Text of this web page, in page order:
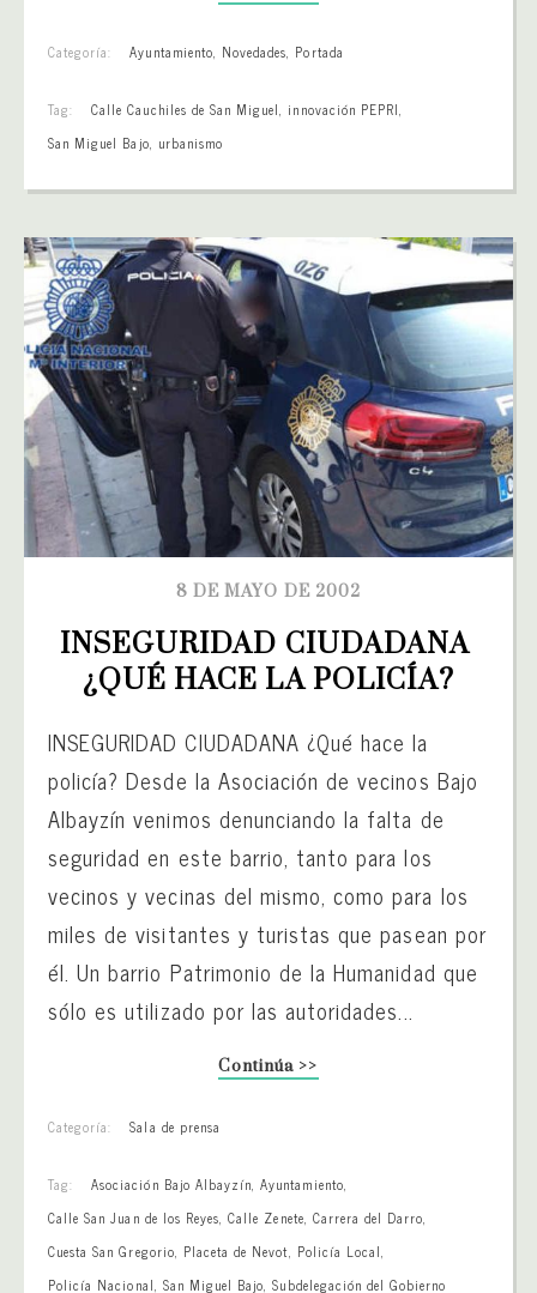
Categoría: Ayuntamiento, Novedades, Portada
Tag: Calle Cauchiles de San Miguel, innovación PEPRI,
San Miguel Bajo, urbanismo
8 DE MAYO DE 2002
INSEGURIDAD CIUDADANA
¿QUÉ HACE LA POLICÍA?
INSEGURIDAD CIUDADANA ¿Qué hace la
policía? Desde la Asociación de vecinos Bajo
Albayzín venimos denunciando la falta de
seguridad en este barrio, tanto para los
vecinos y vecinas del mismo, como para los
miles de visitantes y turistas que pasean por
él. Un barrio Patrimonio de la Humanidad que
sólo es utilizado por las autoridades...
Continúa >>
Categoría: Sala de prensa
Tag: Asociación Bajo Albayzín,Ayuntamiento,
Calle San Juan de los Reyes,Calle Zenete, Carrera del Darro,
Cuesta San Gregorio, Placeta de Nevot, Policía Local,
Policía Nacional, San Miguel Bajo,Subdelegación del Gobierno